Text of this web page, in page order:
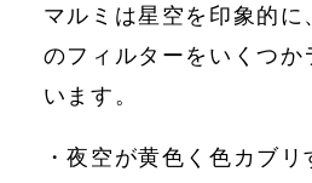
マルミは星空を印象的に
のフィルターをいくつか
います。
・夜空が黄色く色カブ